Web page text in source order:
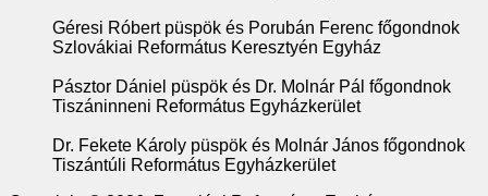
Géresi Róbert püspök és Porubán Ferenc főgondnok
Szlovákiai Református Keresztyén Egyház
Pásztor Dániel püspök és Dr. Molnár Pál főgondnok
Tiszáninneni Református Egyházkerület
Dr. Fekete Károly püspök és Molnár János főgondnok
Tiszántúli Református Egyházkerület